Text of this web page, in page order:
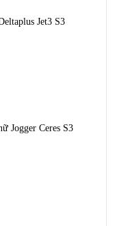
Jet3 S3
Jogger Ceres S3